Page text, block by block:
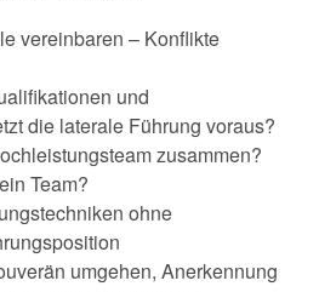
vereinbaren – Konflikte
und
die laterale Führung voraus?
zusammen?
Team?
ohne
umgehen, Anerkennung